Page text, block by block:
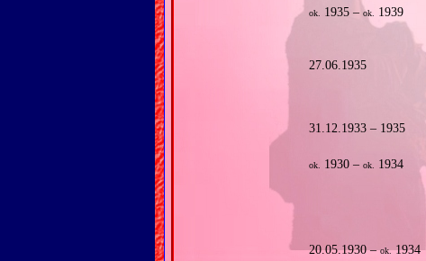
ok. 1935 –ok. 1939
27.06.1935
31.12.1933 – 1935
ok. 1930 –ok. 1934
20.05.1930 –ok.1934